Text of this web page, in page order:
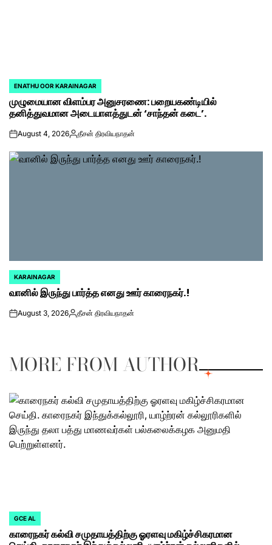
POSTED
IN
ENATHU OOR KARAINAGAR
முழுமையான விளம்பர அனுசரணை: பறையகண்டியில்
தனித்துவமான அடையாளத்துடன் ‘சாந்தன் கடை’.
onAugust 4, 2026Posted
தீசன் திரவியநாதன்
POSTED
IN
KARAINAGAR
வானில் இருந்து பார்த்த எனது ஊர் காரைநகர்.!
onAugust 3, 2026Posted
தீசன் திரவியநாதன்
MORE FROM AUTHOR
POSTED
IN
GCE AL
காரைநகர் கல்வி சமுதாயத்திற்கு ஓரளவு மகிழ்ச்சிகரமான